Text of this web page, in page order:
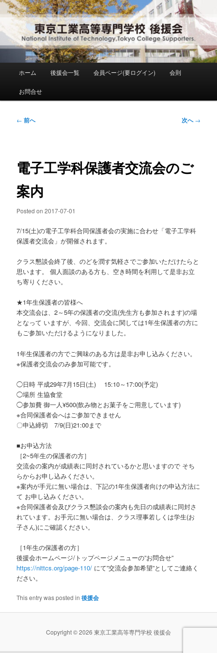
メ
イ
ン
コ
ン
東京工業高等専門学校 後援会
National Institute of Technology ,Tokyo College Supporters.
メ
ホーム 後援会一覧 会員ページ(要ログイン) 会則
お問合せ
投
ゲ
ー
ョ
ン
← 前へ 次へ→
電子工学科保護者交流会のご
案内
Posted on2017-07-01
7/15(土)の電子工学科合同保護者会の実施に合わせ「電子工学科
保護者交流会」が開催されます。
クラス懇談会終了後、のどを潤す気軽さでご参加いただけたらと
思います。 個人面談のある方も、空き時間を利用して是非お立
ち寄りください。
★1年生保護者の皆様へ
本交流会は、2～5年の保護者の交流(先生方も参加されます)の場
となって いますが、今回、交流会に関しては1年生保護者の方に
もご参加いただけるようになりました。
1年生保護者の方でご興味のある方は是非お申し込みください。
※保護者交流会のみ参加可能です。
◯日時 平成29年7月15日(土) 15:10～17:00(予定)
◯場所 生協食堂
◯参加費 御一人¥500(飲み物とお菓子をご用意しています)
※合同保護者会へはご参加できません
〇申込締切 7/9(日)21:00まで
■お申込方法
［2~5年生の保護者の方］
交流会の案内が成績表に同封されているかと思いますので そち
らからお申し込みください。
※案内が手元に無い場合は、下記の1年生保護者向けの申込方法に
て お申し込みください。
※合同保護者会及びクラス懇談会の案内も先日の成績表に同封さ
れています。お手元に無い場合は、クラス理事若しくは学生(お
子さん)にご確認ください。
［1年生の保護者の方］
後援会ホームページ/トップページメニューの”お問合せ”
https://nittcs.org/page-110/ にて”交流会参加希望”としてご連絡く
ださい。
This entry was posted in後援会
Copyright © 2026 東京工業高等専門学校 後援会